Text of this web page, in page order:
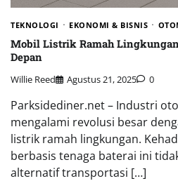
TEKNOLOGI EKONOMI & BISNIS
Mobil Listrik Ramah
Depan
Willie Reed Agustus 21, 2025 0
Parksidediner.net – Industri
mengalami revolusi besar
listrik ramah lingkungan.
berbasis tenaga baterai ini
alternatif transportasi […]